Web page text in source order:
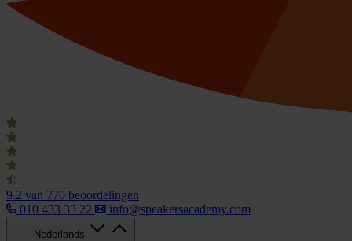
9.2 van 770 beoordelingen
010 433 33 22
info@speakersacademy.com
Nederlands